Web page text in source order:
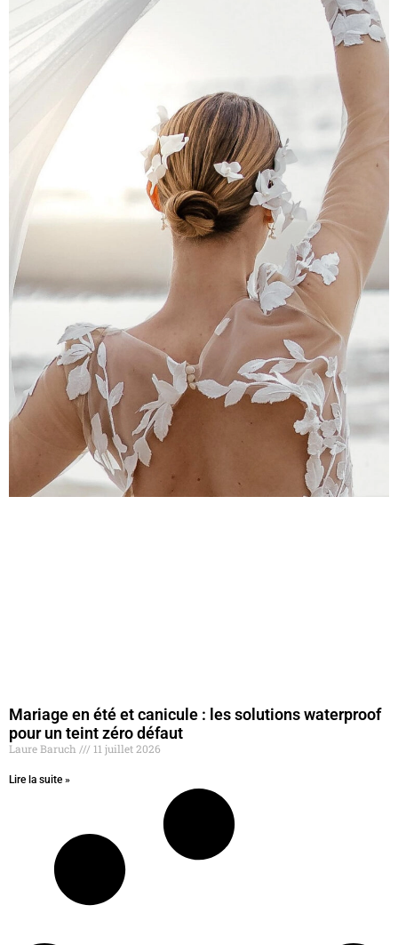
Mariage en été et canicule : les solutions waterproof
pour un teint zéro défaut
Laure Baruch 11 juillet 2026
Lire la suite »